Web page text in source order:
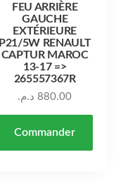
FEU ARRIÈRE
GAUCHE
EXTÉRIEURE
P21/5W RENAULT
CAPTUR MAROC
13-17 =>
265557367R
880.00 د.م.
Commander